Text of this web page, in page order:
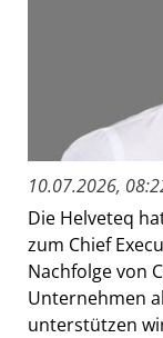
10.07.2026,
Die Helveteq
zum Chief
Nachfolge von
Unternehmen
unterstützen